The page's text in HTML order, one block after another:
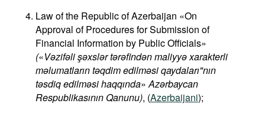
Law of the Republic of Azerbaijan «On
Approval of Procedures for Submission of
Financial Information by Public Officials»
(«Vəzifəli şəxslər tərəfindən maliyyə xarakterli
məlumatların təqdim edilməsi qaydaları"nın
təsdiq edilməsi haqqında»Azərbaycan
Respublikasının Qanunu), (Azerbaijani);